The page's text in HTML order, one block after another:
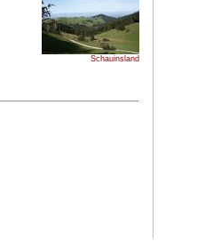
Schauinsland